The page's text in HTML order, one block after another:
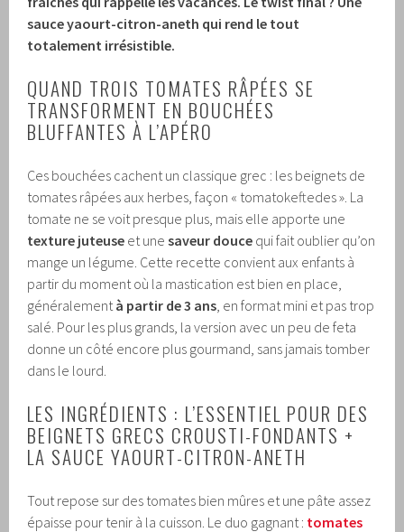
sauce yaourt-citron-aneth qui rend le tout
totalement irrésistible.
QUAND TROIS TOMATES RÂPÉES SE
TRANSFORMENT EN BOUCHÉES
BLUFFANTES À L’APÉRO
Ces bouchées cachent un classique grec : les beignets de
tomates râpées aux herbes, façon « tomatokeftedes ». La
tomate ne se voit presque plus, mais elle apporte une
texture juteuse et unesaveur douce qui fait oublier qu’on
mange un légume. Cette recette convient aux enfants à
partir du moment où la mastication est bien en place,
généralement à partir de 3 ans , en format mini et pas trop
salé. Pour les plus grands, la version avec un peu de feta
donne un côté encore plus gourmand, sans jamais tomber
dans le lourd.
LES INGRÉDIENTS : L’ESSENTIEL POUR DES
BEIGNETS GRECS CROUSTI-FONDANTS +
LA SAUCE YAOURT-CITRON-ANETH
Tout repose sur des tomates bien mûres et une pâte assez
épaisse pour tenir à la cuisson. Le duo gagnant : tomates